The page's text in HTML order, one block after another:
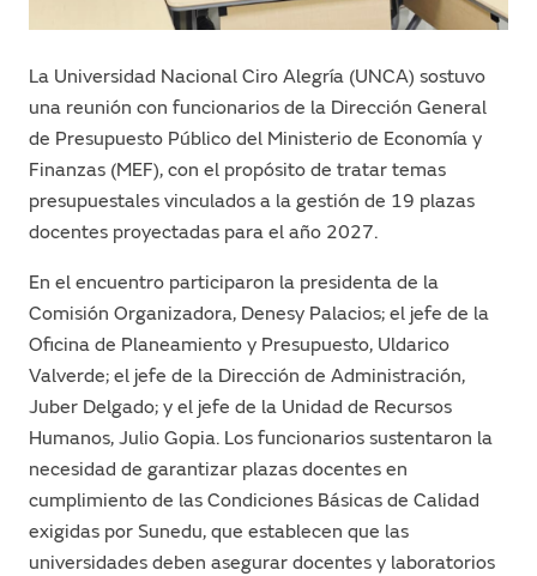
La Universidad Nacional Ciro Alegría (UNCA) sostuvo
una reunión con funcionarios de la Dirección General
de Presupuesto Público del Ministerio de Economía y
Finanzas (MEF), con el propósito de tratar temas
presupuestales vinculados a la gestión de 19 plazas
docentes proyectadas para el año 2027.
En el encuentro participaron la presidenta de la
Comisión Organizadora, Denesy Palacios; el jefe de la
Oficina de Planeamiento y Presupuesto, Uldarico
Valverde; el jefe de la Dirección de Administración,
Juber Delgado; y el jefe de la Unidad de Recursos
Humanos, Julio Gopia. Los funcionarios sustentaron la
necesidad de garantizar plazas docentes en
cumplimiento de las Condiciones Básicas de Calidad
exigidas por Sunedu, que establecen que las
universidades deben asegurar docentes y laboratorios